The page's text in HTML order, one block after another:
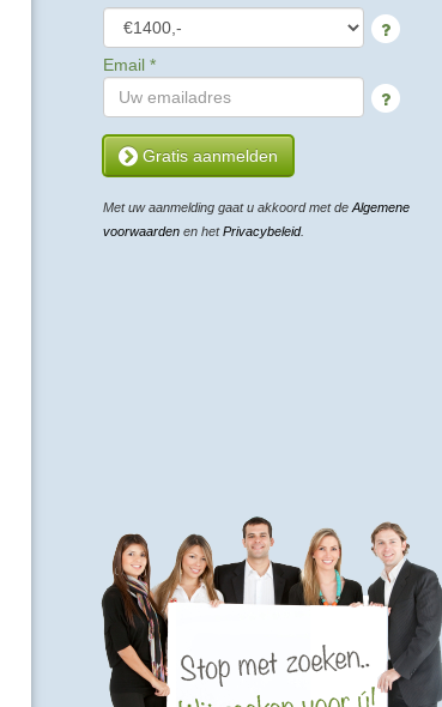
Email *
Gratis aanmelden
Met uw aanmelding gaat u akkoord met de Algemene
voorwaarden en hetPrivacybeleid.